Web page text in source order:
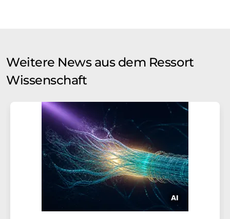
Weitere News aus dem Ressort
Wissenschaft